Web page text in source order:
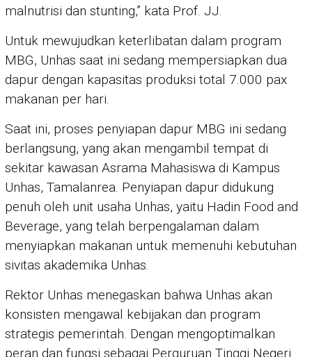
malnutrisi dan stunting,” kata Prof. JJ.
Untuk mewujudkan keterlibatan dalam program
MBG, Unhas saat ini sedang mempersiapkan dua
dapur dengan kapasitas produksi total 7.000 pax
makanan per hari.
Saat ini, proses penyiapan dapur MBG ini sedang
berlangsung, yang akan mengambil tempat di
sekitar kawasan Asrama Mahasiswa di Kampus
Unhas, Tamalanrea. Penyiapan dapur didukung
penuh oleh unit usaha Unhas, yaitu Hadin Food and
Beverage, yang telah berpengalaman dalam
menyiapkan makanan untuk memenuhi kebutuhan
sivitas akademika Unhas.
Rektor Unhas menegaskan bahwa Unhas akan
konsisten mengawal kebijakan dan program
strategis pemerintah. Dengan mengoptimalkan
peran dan fungsi sebagai Perguruan Tinggi Negeri